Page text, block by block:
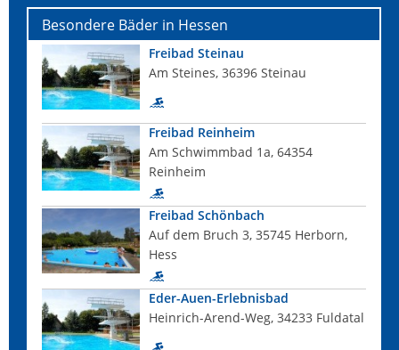
Besondere Bäder in Hessen
Freibad Steinau
Am Steines, 36396 Steinau
Freibad Reinheim
Am Schwimmbad 1a, 64354
Reinheim
Freibad Schönbach
Auf dem Bruch 3, 35745 Herborn,
Hess
Eder-Auen-Erlebnisbad
Heinrich-Arend-Weg, 34233 Fuldatal